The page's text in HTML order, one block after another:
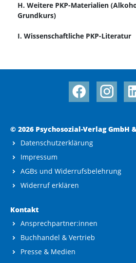
H. Weitere PKP-Materialien
Grundkurs)
I. Wissenschaftliche PKP-Literatur
© 2026 Psychosozial-Verlag GmbH
Datenschutzerklärung
Impressum
AGBs und Widerrufsbelehrung
Widerruf erklären
Kontakt
Ansprechpartner:innen
Buchhandel & Vertrieb
Presse & Medien